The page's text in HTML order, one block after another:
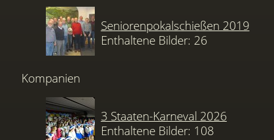
Seniorenpokalschießen 2019
Enthaltene Bilder: 26
Kompanien
3 Staaten-Karneval 2026
Enthaltene Bilder: 108